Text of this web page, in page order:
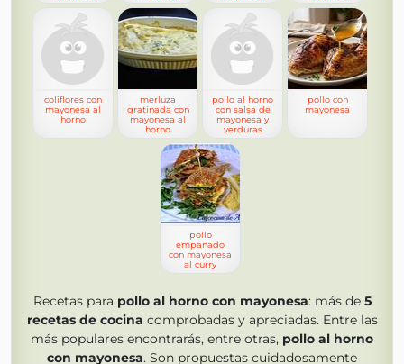
coliflores con
mayonesa al
horno
merluza
gratinada con
mayonesa al
horno
pollo al horno
con salsa de
mayonesa y
verduras
pollo con
mayonesa
pollo
empanado
con mayonesa
al curry
Recetas para pollo al horno con mayonesa: más de 5
recetas de cocina comprobadas y apreciadas. Entre las
más populares encontrarás, entre otras, pollo al horno
con mayonesa. Son propuestas cuidadosamente